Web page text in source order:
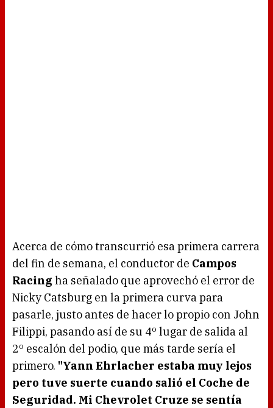
Acerca de cómo transcurrió esa primera carrera
del fin de semana, el conductor de Campos
Racing ha señalado que aprovechó el error de
Nicky Catsburg en la primera curva para
pasarle, justo antes de hacer lo propio con John
Filippi, pasando así de su 4º lugar de salida al
2º escalón del podio, que más tarde sería el
primero. "Yann Ehrlacher estaba muy lejos
pero tuve suerte cuando salió el Coche de
Seguridad. Mi Chevrolet Cruze se sentía